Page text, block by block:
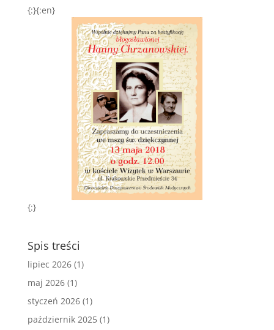
{:}{:en}
{:}
Spis treści
lipiec 2026(1)
maj 2026(1)
styczeń 2026(1)
październik 2025(1)